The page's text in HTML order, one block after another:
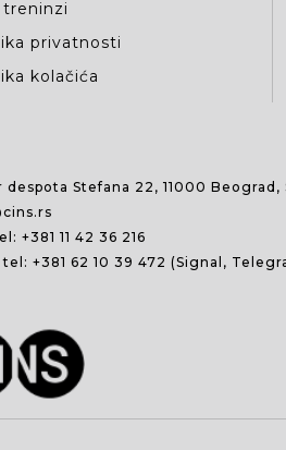
treninzi
privatnosti
kolačića
despota Stefana 22, 11000 Beograd,
+381 11 42 36 216
tel: +381 62 10 39 472 (Signal,